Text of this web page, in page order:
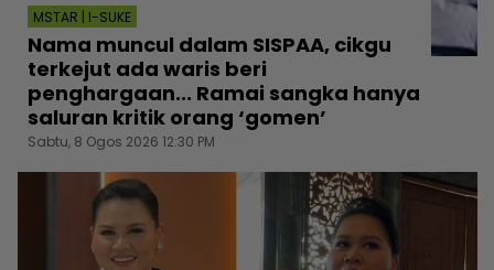
MSTAR | I-SUKE
Nama muncul dalam SISPAA, cikgu
terkejut ada waris beri
penghargaan... Ramai sangka hanya
saluran kritik orang ‘gomen’
Sabtu, 8 Ogos 2026 12:30 PM